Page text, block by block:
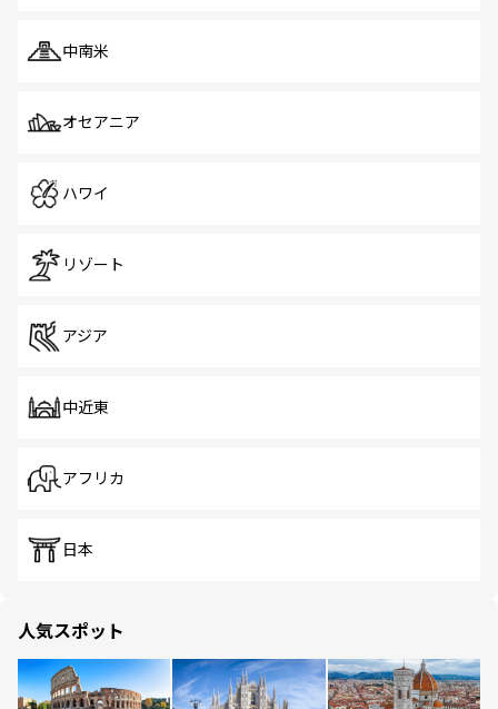
中南米
オセアニア
ハワイ
リゾート
アジア
中近東
アフリカ
日本
人気スポット